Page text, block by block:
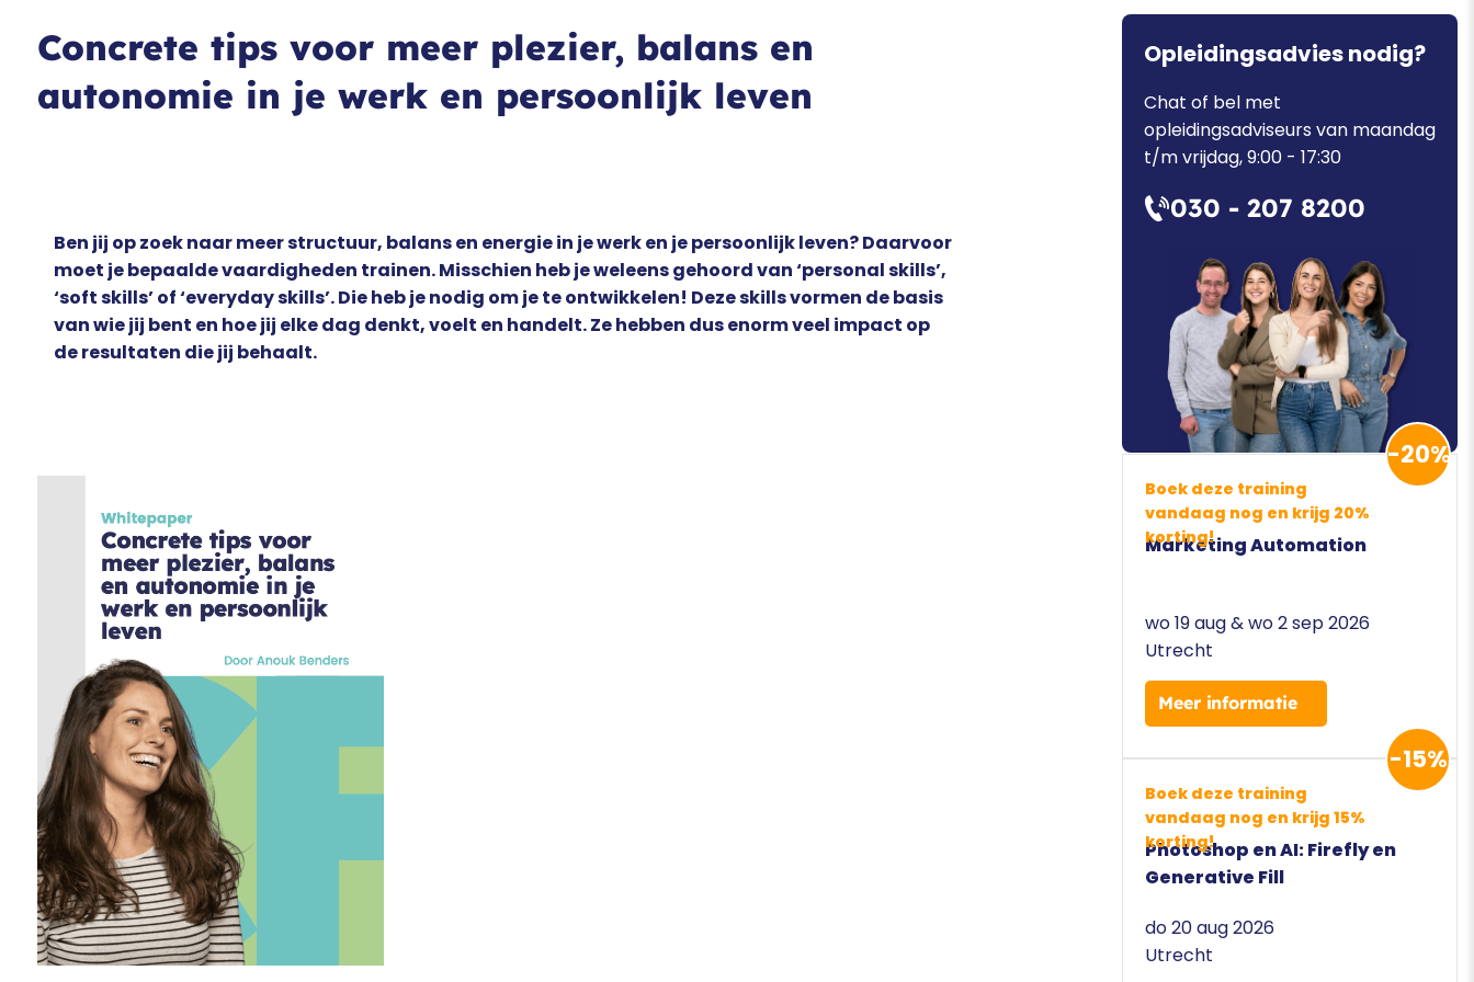
Concrete tips voor meer plezier, balans en
autonomie in je werk en persoonlijk leven
Ben jij op zoek naar meer structuur, balans en energie in je werk en je persoonlijk leven? Daarvoor
moet je bepaalde vaardigheden trainen. Misschien heb je weleens gehoord van ‘personal skills’,
‘soft skills’ of ‘everyday skills’. Die heb je nodig om je te ontwikkelen! Deze skills vormen de basis
van wie jij bent en hoe jij elke dag denkt, voelt en handelt. Ze hebben dus enorm veel impact op
de resultaten die jij behaalt.
Opleidingsadvies nodig?
Chat of bel met
opleidingsadviseurs van maandag
t/m vrijdag, 9:00 - 17:30
030 - 207 8200
Boek deze training
vandaag nog en krijg 20%
korting!
-20%
Marketing Automation
wo 19 aug & wo 2 sep 2026
Utrecht
Meer informatie
Boek deze training
vandaag nog en krijg 15%
korting!
-15%
Photoshop en AI: Firefly en
Generative Fill
do 20 aug 2026
Utrecht